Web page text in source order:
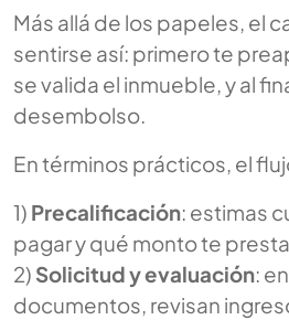
Más allá de los papeles, el
sentirse así: primero te
se valida el inmueble, y al
desembolso.
En términos prácticos, el
1) Precalificación: estimas
pagar y qué monto te
2) Solicitud y evaluación:
documentos, revisan